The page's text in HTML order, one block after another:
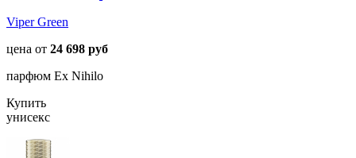
Viper Green
цена от 24 698 руб
парфюм Ex Nihilo
Купить
унисекс